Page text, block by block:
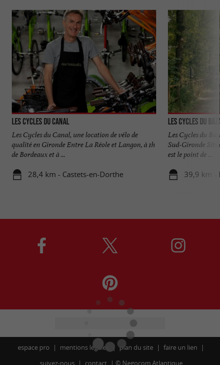
Les Cycles du Canal
Les Cycles du Canal, une location de vélo de
qualité en Gironde Entre La Réole et Langon, à 1h
de Bordeaux et à ...
28,4 km - Castets-en-Dorthe
Les Cycles du
Les Cycles du
Sud-Gironde
est le point de ...
39,9 km -
espace pro mentions légales plan du site
faire un lien